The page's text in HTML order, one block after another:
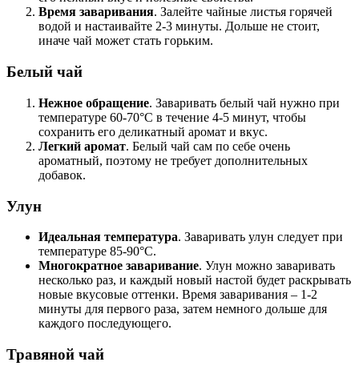
Время заваривания. Залейте чайные листья горячей
водой и настаивайте 2-3 минуты. Дольше не стоит,
иначе чай может стать горьким.
Белый чай
Нежное обращение. Заваривать белый чай нужно при
температуре 60-70°C в течение 4-5 минут, чтобы
сохранить его деликатный аромат и вкус.
Легкий аромат. Белый чай сам по себе очень
ароматный, поэтому не требует дополнительных
добавок.
Улун
Идеальная температура. Заваривать улун следует при
температуре 85-90°C.
Многократное заваривание. Улун можно заваривать
несколько раз, и каждый новый настой будет раскрывать
новые вкусовые оттенки. Время заваривания – 1-2
минуты для первого раза, затем немного дольше для
каждого последующего.
Травяной чай